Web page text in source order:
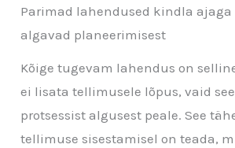
Parimad lahendused kindla ajaga
algavad planeerimisest
Kõige tugevam lahendus on
ei lisata tellimusele lõpus, vaid
protsessist algusest peale. See
tellimuse sisestamisel on teada,